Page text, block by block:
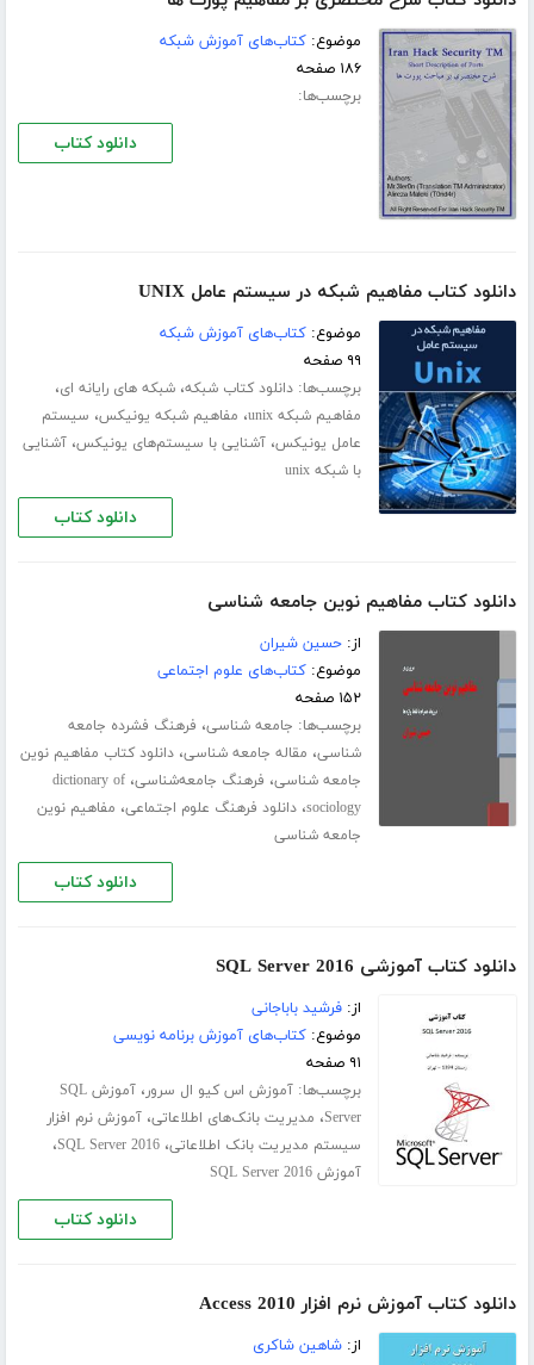
موضوع:کتاب‌های آموزش شبکه
۱۸۶ صفحه
برچسب‌ها:
دانلود کتاب
دانلود کتاب مفاهیم شبکه در سیستم عامل UNIX
موضوع:کتاب‌های آموزش شبکه
۹۹ صفحه
برچسب‌ها:دانلود کتاب شبکه،شبکه های رایانه ای،
مفاهیم شبکه unix ، مفاهیم شبکه یونیکس، سیستم
عامل یونیکس،آشنایی با سیستم‌های یونیکس،آشنایی
با شبکه unix
دانلود کتاب
دانلود کتاب مفاهیم نوین جامعه شناسی
از:حسین شیران
موضوع:کتاب‌های علوم اجتماعی
۱۵۲ صفحه
برچسب‌ها: جامعه شناسی، فرهنگ فشرده جامعه
شناسی، مقاله جامعه شناسی،دانلود کتاب مفاهیم نوین
جامعه شناسی، فرهنگ جامعه‌شناسی،dictionary of
sociology،دانلود فرهنگ علوم اجتماعی، مفاهیم نوین
جامعه شناسی
دانلود کتاب
دانلود کتاب آموزشی SQL Server 2016
از:فرشید باباجانی
موضوع:کتاب‌های آموزش برنامه نویسی
۹۱ صفحه
برچسب‌ها:آموزش اس کیو ال سرور،
آموزش SQL
Server، مدیریت بانک‌های اطلاعاتی،آموزش نرم افزار
سیستم مدیریت بانک اطلاعاتی،SQL Server 2016،
آموزش SQL Server 2016
دانلود کتاب
دانلود کتاب آموزش نرم افزار Access 2010
از:شاهین شاکری